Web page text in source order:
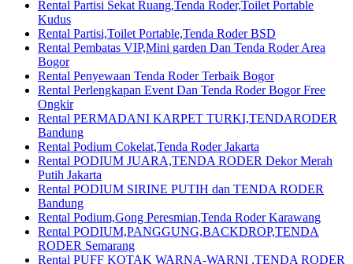
Rental Partisi Sekat Ruang,Tenda Roder,Toilet Portable
Kudus
Rental Partisi,Toilet Portable,Tenda Roder BSD
Rental Pembatas VIP,Mini garden Dan Tenda Roder Area
Bogor
Rental Penyewaan Tenda Roder Terbaik Bogor
Rental Perlengkapan Event Dan Tenda Roder Bogor Free
Ongkir
Rental PERMADANI KARPET TURKI,TENDARODER
Bandung
Rental Podium Cokelat,Tenda Roder Jakarta
Rental PODIUM JUARA,TENDA RODER Dekor Merah
Putih Jakarta
Rental PODIUM SIRINE PUTIH dan TENDA RODER
Bandung
Rental Podium,Gong Peresmian,Tenda Roder Karawang
Rental PODIUM,PANGGUNG,BACKDROP,TENDA
RODER Semarang
Rental PUFF KOTAK WARNA-WARNI ,TENDA RODER